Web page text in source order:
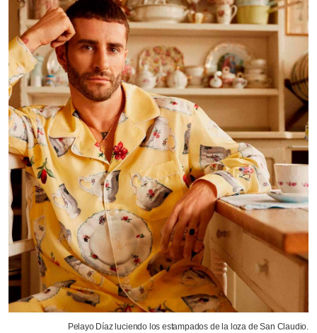
Pelayo Díaz luciendo los estampados de la loza de San Claudio.